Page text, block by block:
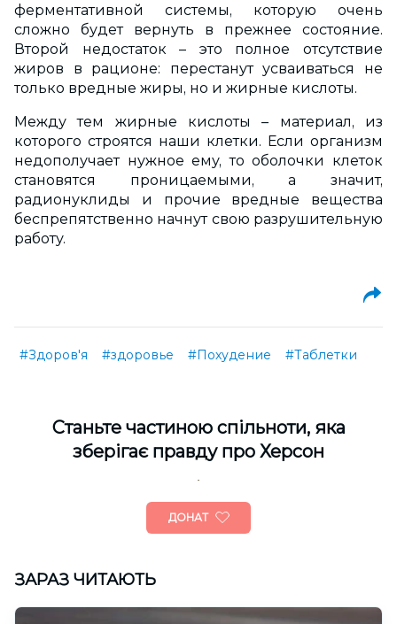
ферментативной системы, которую очень
сложно будет вернуть в прежнее состояние.
Второй недостаток – это полное отсутствие
жиров в рационе: перестанут усваиваться не
только вредные жиры, но и жирные кислоты.
Между тем жирные кислоты – материал, из
которого строятся наши клетки. Если организм
недополучает нужное ему, то оболочки клеток
становятся проницаемыми, а значит,
радионуклиды и прочие вредные вещества
беспрепятственно начнут свою разрушительную
работу.
#Здоров'я #здоровье #Похудение #Таблетки
Cтаньте частиною спільноти, яка
зберігає правду про Херсон
ДОНАТ
ЗАРАЗ ЧИТАЮТЬ